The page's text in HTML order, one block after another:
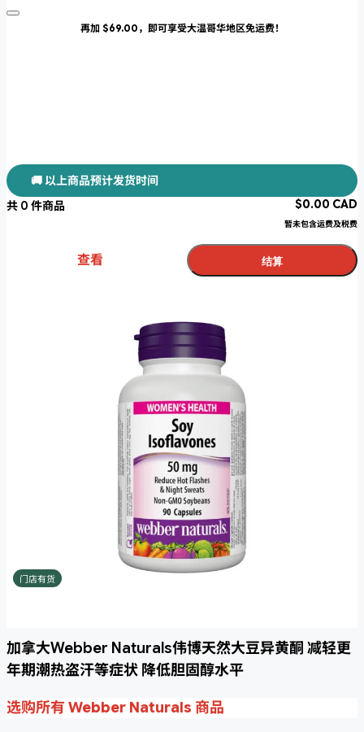
再加 $69.00，即可享受大温哥华地区免运费！
🚚 以上商品预计发货时间
共 0 件商品 $0.00 CAD
暂未包含运费及税费
查看 结算
门店有货
加拿大Webber Naturals伟博天然大豆异黄酮 减轻更
年期潮热盗汗等症状 降低胆固醇水平
选购所有 Webber Naturals 商品